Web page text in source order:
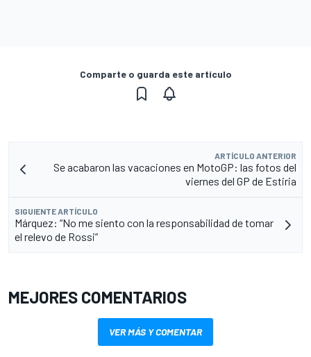
Comparte o guarda este artículo
ARTÍCULO ANTERIOR
Se acabaron las vacaciones en MotoGP: las fotos del
viernes del GP de Estiria
SIGUIENTE ARTÍCULO
Márquez: “No me siento con la responsabilidad de tomar
el relevo de Rossi”
MEJORES COMENTARIOS
VER MÁS Y COMENTAR